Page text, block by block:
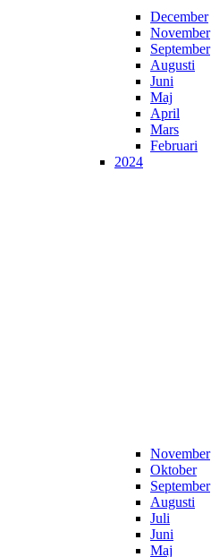
December
November
September
Augusti
Juni
Maj
April
Mars
Februari
2024
November
Oktober
September
Augusti
Juli
Juni
Maj